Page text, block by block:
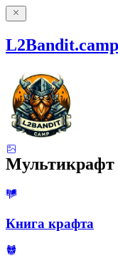
L2Bandit.camp
Мультикрафт
Книга крафта